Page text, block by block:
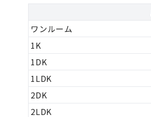
ワンルーム
1K
1DK
1LDK
2DK
2LDK